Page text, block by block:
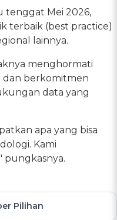
Mei 2026,
terbaik (best practice)
lainnya.
menghormati
dan berkomitmen
data yang
apa yang bisa
Kami
pungkasnya.
Pilihan